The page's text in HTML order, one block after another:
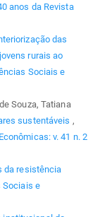
anos da Revista
das
rurais ao
Sociais e
Souza, Tatiana
sustentáveis ,
v. 41 n. 2
da resistência
Sociais e